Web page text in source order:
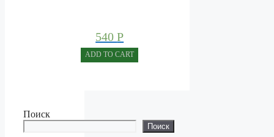
540Р
ADD TO CART
Поиск
Поиск